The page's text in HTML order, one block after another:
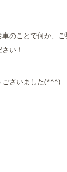
のことで何か、
い！
ございました(*^^)